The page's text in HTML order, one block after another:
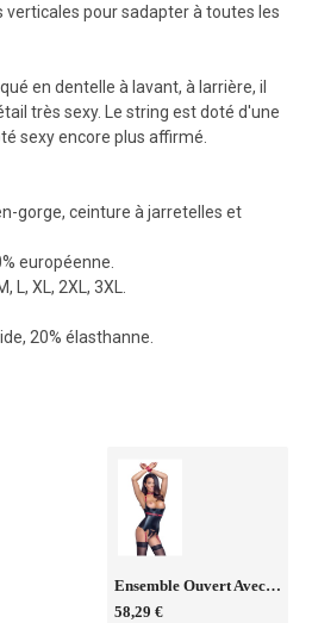
pour sadapter à toutes les
en dentelle à lavant, à larrière, il
très sexy. Le string est doté d'une
sexy encore plus affirmé.
gorge, ceinture à jarretelles et
européenne.
L, XL, 2XL, 3XL.
20% élasthanne.
Ensemble Ouvert Avec Collier Et Menottes - Cotelli BONDAGE
58,29 €